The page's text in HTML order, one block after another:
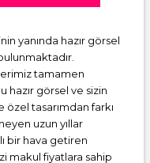
yanında hazır görsel
tamamen
hazır görsel ve sizin
tasarımdan farkı
uzun yıllar
bir hava getiren
makul fiyatlara sahip